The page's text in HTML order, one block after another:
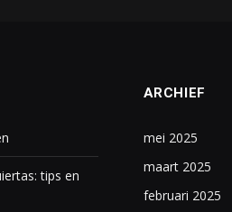
tips en
ARCHIEF
mei 2025
maart 2025
februari 2025